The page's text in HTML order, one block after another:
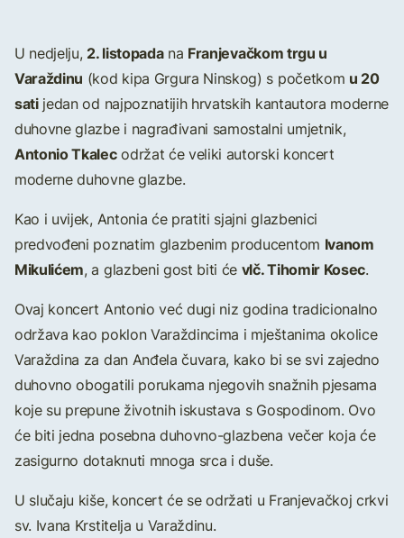
U nedjelju,2. listopadana Franjevačkom trgu u
Varaždinu (kod kipa Grgura Ninskog) s početkom u 20
satijedan od najpoznatijih hrvatskih kantautora moderne
duhovne glazbe i nagrađivani samostalni umjetnik,
Antonio Tkalecodržat će veliki autorski koncert
moderne duhovne glazbe.
Kao i uvijek, Antonia će pratiti sjajni glazbenici
predvođeni poznatim glazbenim producentom Ivanom
Mikulićem, a glazbeni gost biti će vlč. Tihomir Kosec.
Ovaj koncert Antonio već dugi niz godina tradicionalno
održava kao poklon Varaždincima i mještanima okolice
Varaždina za dan Anđela čuvara, kako bi se svi zajedno
duhovno obogatili porukama njegovih snažnih pjesama
koje su prepune životnih iskustava s Gospodinom. Ovo
će biti jedna posebna duhovno-glazbena večer koja će
zasigurno dotaknuti mnoga srca i duše.
U slučaju kiše, koncert će se održati u Franjevačkoj crkvi
sv. Ivana Krstitelja u Varaždinu.